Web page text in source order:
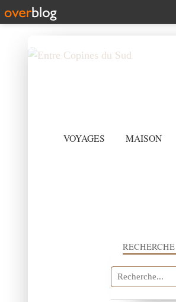
VOYAGES MAISON
RECHERCHE